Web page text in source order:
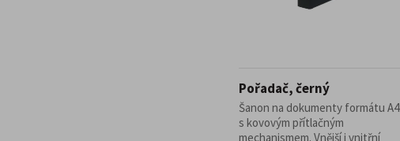
Pořadač, černý
Šanon na dokumenty formátu A4
s kovovým přítlačným
mechanismem. Vnější i vnitřní